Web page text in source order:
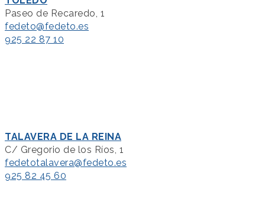
Paseo de Recaredo, 1
fedeto@fedeto.es
925 22 87 10
TALAVERA DE LA REINA
C/ Gregorio de los Ríos, 1
fedetotalavera@fedeto.es
925 82 45 60